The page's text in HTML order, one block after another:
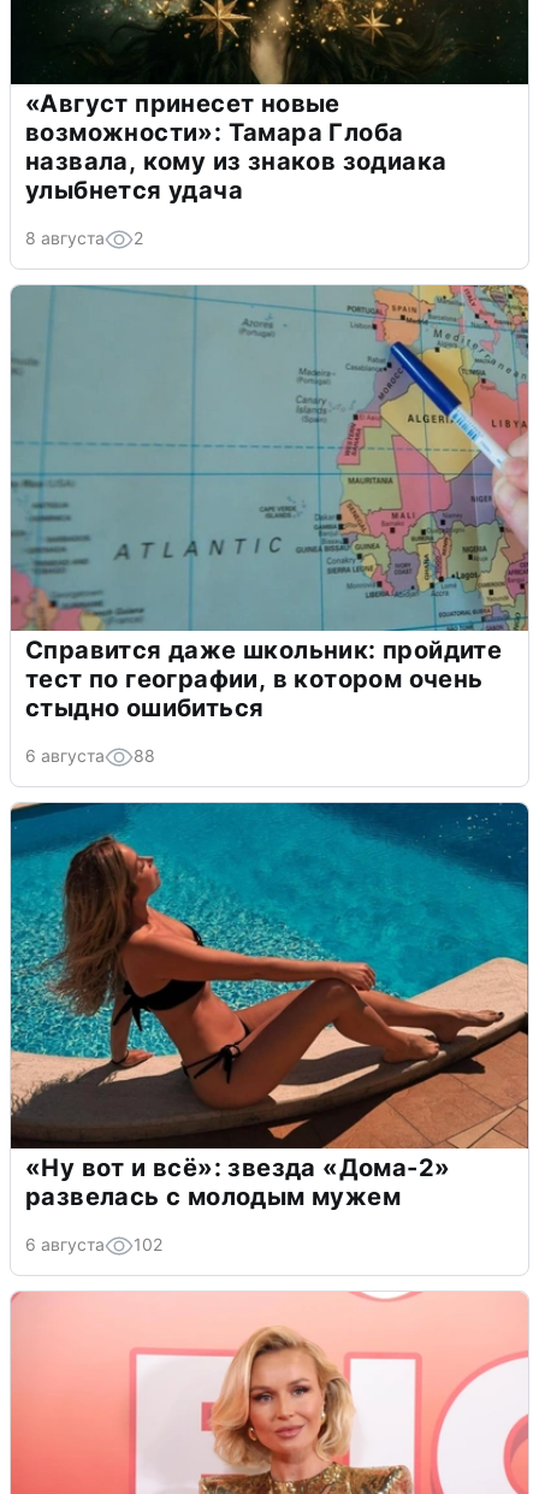
«Август принесет новые
возможности»: Тамара Глоба
назвала, кому из знаков зодиака
улыбнется удача
8 августа 2
Справится даже школьник: пройдите
тест по географии, в котором очень
стыдно ошибиться
6 августа 88
«Ну вот и всё»: звезда «Дома-2»
развелась с молодым мужем
6 августа 102